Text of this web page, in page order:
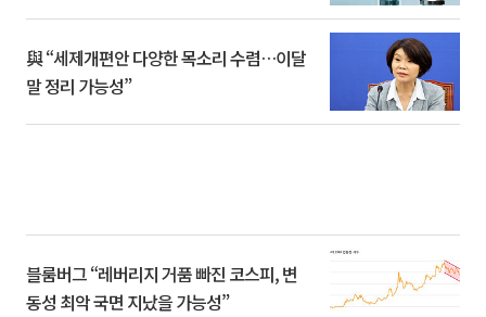
與 “세제개편안 다양한 목소리 수렴…이달
말 정리 가능성”
블룸버그 “레버리지 거품 빠진 코스피, 변
동성 최악 국면 지났을 가능성”